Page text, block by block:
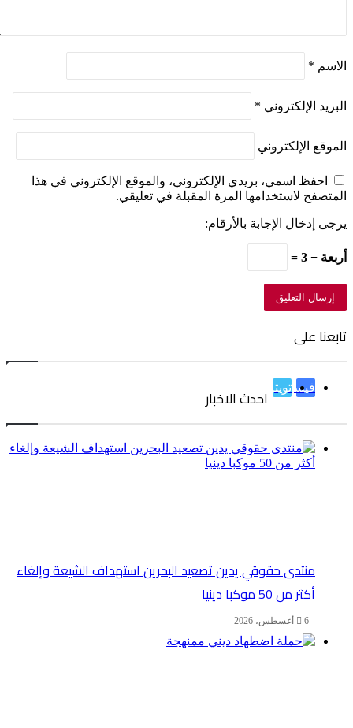
الاسم *
البريد الإلكتروني *
الموقع الإلكتروني
احفظ اسمي، بريدي الإلكتروني، والموقع الإلكتروني في هذا
المتصفح لاستخدامها المرة المقبلة في تعليقي.
يرجى إدخال الإجابة بالأرقام:
أربعة − 3 =
تابعنا على
فيسبوك
تويتر احدث الاخبار
منتدى حقوقي يدين تصعيد البحرين استهداف الشيعة وإلغاء
أكثر من 50 موكبا دينيا
6 أغسطس، 2026